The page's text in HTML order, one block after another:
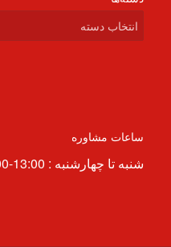
دسته‌ها
ساعات مشاوره
شنبه تا چهارشنبه : 13:00-23:00